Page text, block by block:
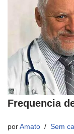
Frequencia
por Amato Sem